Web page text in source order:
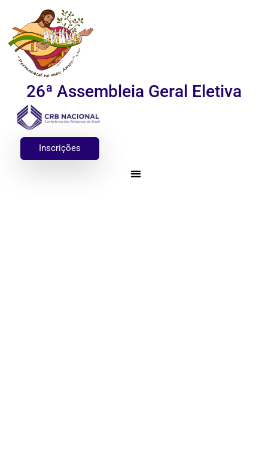
26ª Assembleia Geral Eletiva
Inscrições